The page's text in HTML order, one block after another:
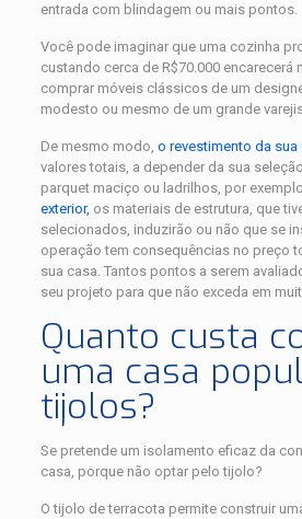
entrada com blindagem ou mais pontos.
Você pode imaginar que uma cozinha
custando cerca de R$70.000 encarecerá
comprar móveis clássicos de um
modesto ou mesmo de um grande
De mesmo modo, o revestimento da sua
valores totais, a depender da sua
parquet maciço ou ladrilhos, por
exterior, os materiais de estrutura, que
selecionados, induzirão ou não que se
operação tem consequências no preço
sua casa. Tantos pontos a serem
seu projeto para que não exceda em
Quanto custa
uma casa
tijolos?
Se pretende um isolamento eficaz da
casa, porque não optar pelo tijolo?
O tijolo de terracota permite construir